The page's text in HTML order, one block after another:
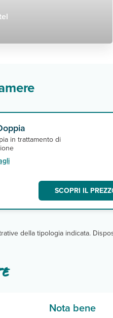
in trattamento di
SCOPRI IL
della tipologia indicata.
Nota bene